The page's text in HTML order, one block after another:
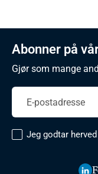
Abonner på
Gjør som mange
Jeg godtar herved